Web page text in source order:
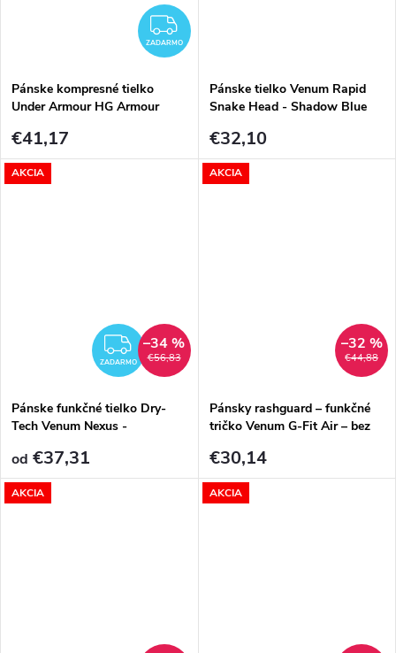
ZADARMO
ZADARMO
Pánske kompresné tielko
Under Armour HG Armour
€41,17
Pánske tielko Venum Rapid
Snake Head - Shadow Blue
€32,10
AKCIA
ZADARMO
ZADARMO €56,83
–34 %
Pánske funkčné tielko Dry-
Tech Venum Nexus -
od €37,31
AKCIA
€44,88
–32 %
Pánsky rashguard – funkčné
tričko Venum G-Fit Air – bez
€30,14
AKCIA AKCIA